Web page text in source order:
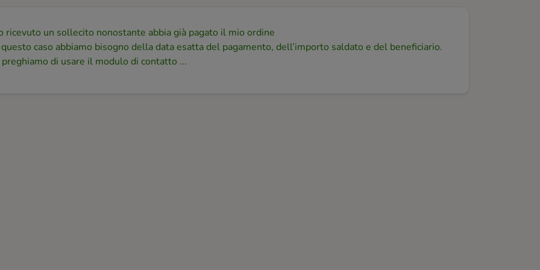
ricevuto un sollecito nonostante abbia già pagato il mio ordine
questo caso abbiamo bisogno della data esatta del pagamento, dell’importo saldato e del beneficiario.
di usare il modulo di contatto ...